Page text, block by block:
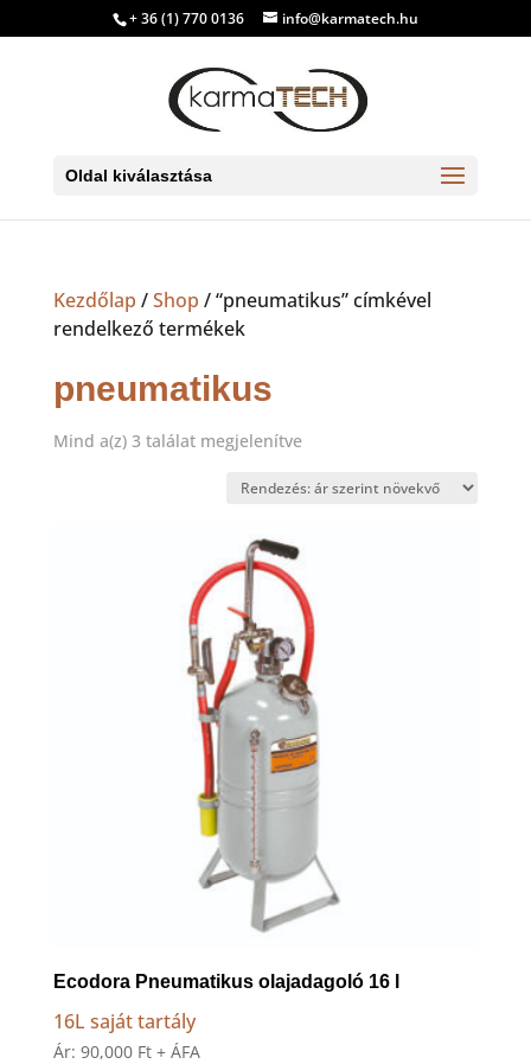
+ 36 (1) 770 0136 info@karmatech.hu
Oldal kiválasztása
Kezdőlap /Shop / “pneumatikus” címkével
rendelkező termékek
pneumatikus
Mind a(z) 3 találat megjelenítveSorted
price:
high
Ecodora Pneumatikus olajadagoló 16 l
16L saját tartály
Ár: 90,000 Ft + ÁFA